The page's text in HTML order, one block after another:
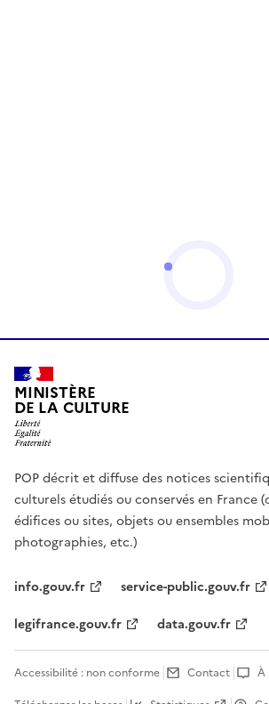
MINISTÈRE
DE LA CULTURE
POP décrit et diffuse des notices
culturels étudiés ou conservés en France
édifices ou sites, objets ou ensembles
photographies, etc.)
info.gouv.fr
service-public.gouv.fr
legifrance.gouv.fr
data.gouv.fr
Accessibilité : non conforme Contact
À